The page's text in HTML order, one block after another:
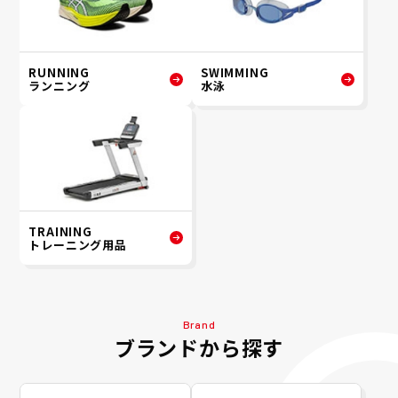
RUNNING
ランニング
SWIMMING
水泳
TRAINING
トレーニング用品
Brand
ブランドから探す